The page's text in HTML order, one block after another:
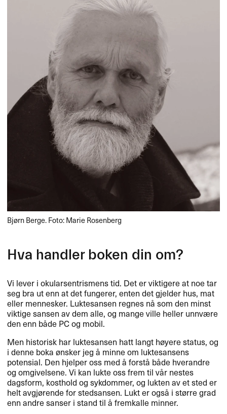
Bjørn Berge. Foto: Marie Rosenberg
Hva handler boken din om?
Vi lever i okularsentrismens tid. Det er viktigere at noe tar
seg bra ut enn at det fungerer, enten det gjelder hus, mat
eller mennesker. Luktesansen regnes nå som den minst
viktige sansen av dem alle, og mange ville heller unnvære
den enn både PC og mobil.
Men historisk har luktesansen hatt langt høyere status, og
i denne boka ønsker jeg å minne om luktesansens
potensial. Den hjelper oss med å forstå både hverandre
og omgivelsene. Vi kan lukte oss frem til vår nestes
dagsform, kosthold og sykdommer, og lukten av et sted er
helt avgjørende for stedsansen. Lukt er også i større grad
enn andre sanser i stand til å fremkalle minner.